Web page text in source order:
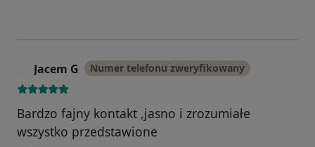
Jacem G Numer telefonu zweryfikowany
Bardzo fajny kontakt ,jasno i zrozumiałe
wszystko przedstawione